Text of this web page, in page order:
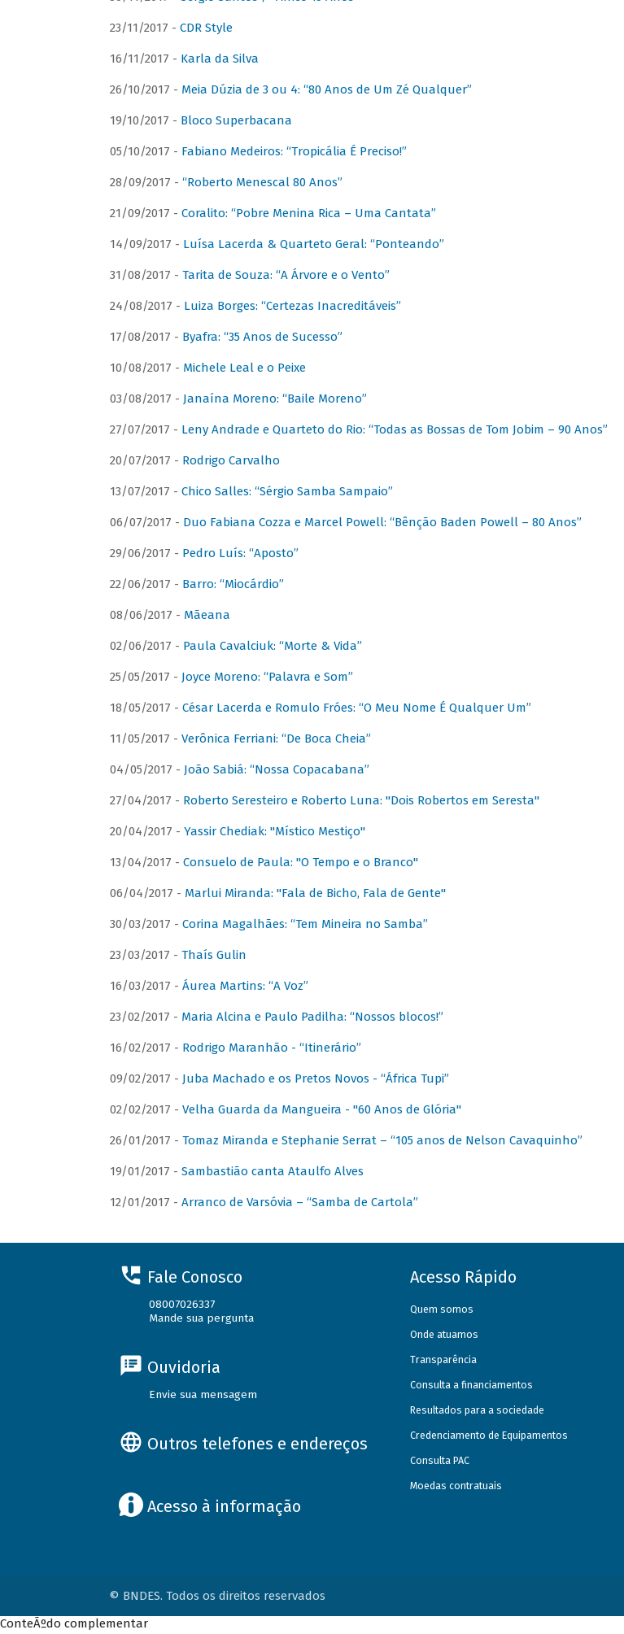
23/11/2017 - CDR Style
16/11/2017 - Karla da Silva
26/10/2017 - Meia Dúzia de 3 ou 4: “80 Anos de Um Zé Qualquer”
19/10/2017 - Bloco Superbacana
05/10/2017 - Fabiano Medeiros: “Tropicália É Preciso!”
28/09/2017 - “Roberto Menescal 80 Anos”
21/09/2017 - Coralito: “Pobre Menina Rica – Uma Cantata”
14/09/2017 - Luísa Lacerda & Quarteto Geral: “Ponteando”
31/08/2017 - Tarita de Souza: “A Árvore e o Vento”
24/08/2017 - Luiza Borges: “Certezas Inacreditáveis”
17/08/2017 - Byafra: “35 Anos de Sucesso”
10/08/2017 - Michele Leal e o Peixe
03/08/2017 - Janaína Moreno: “Baile Moreno”
27/07/2017 - Leny Andrade e Quarteto do Rio: “Todas as Bossas de Tom Jobim – 90 Anos”
20/07/2017 - Rodrigo Carvalho
13/07/2017 - Chico Salles: “Sérgio Samba Sampaio”
06/07/2017 - Duo Fabiana Cozza e Marcel Powell: “Bênção Baden Powell – 80 Anos”
29/06/2017 - Pedro Luís: “Aposto”
22/06/2017 - Barro: “Miocárdio”
08/06/2017 - Mãeana
02/06/2017 - Paula Cavalciuk: “Morte & Vida”
25/05/2017 - Joyce Moreno: “Palavra e Som”
18/05/2017 - César Lacerda e Romulo Fróes: “O Meu Nome É Qualquer Um”
11/05/2017 - Verônica Ferriani: “De Boca Cheia”
04/05/2017 - João Sabiá: “Nossa Copacabana”
27/04/2017 - Roberto Seresteiro e Roberto Luna: "Dois Robertos em Seresta"
20/04/2017 - Yassir Chediak: "Místico Mestiço"
13/04/2017 - Consuelo de Paula: "O Tempo e o Branco"
06/04/2017 - Marlui Miranda: "Fala de Bicho, Fala de Gente"
30/03/2017 - Corina Magalhães: “Tem Mineira no Samba”
23/03/2017 - Thaís Gulin
16/03/2017 - Áurea Martins: “A Voz”
23/02/2017 - Maria Alcina e Paulo Padilha: “Nossos blocos!”
16/02/2017 - Rodrigo Maranhão - “Itinerário”
09/02/2017 - Juba Machado e os Pretos Novos - “África Tupi”
02/02/2017 - Velha Guarda da Mangueira - "60 Anos de Glória"
26/01/2017 - Tomaz Miranda e Stephanie Serrat – “105 anos de Nelson Cavaquinho”
19/01/2017 - Sambastião canta Ataulfo Alves
12/01/2017 - Arranco de Varsóvia – “Samba de Cartola”
Fale Conosco
08007026337
Mande sua pergunta
Ouvidoria
Envie sua mensagem
Outros telefones e endereços
Acesso à informação
Acesso Rápido
Quem somos
Onde atuamos
Transparência
Consulta a financiamentos
Resultados para a sociedade
Credenciamento de Equipamentos
Consulta PAC
Moedas contratuais
© BNDES. Todos os direitos reservados
ConteÃºdo complementar